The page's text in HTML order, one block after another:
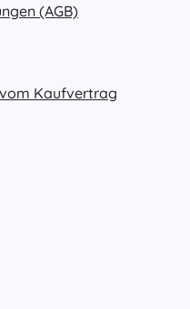
(AGB)
Kaufvertrag